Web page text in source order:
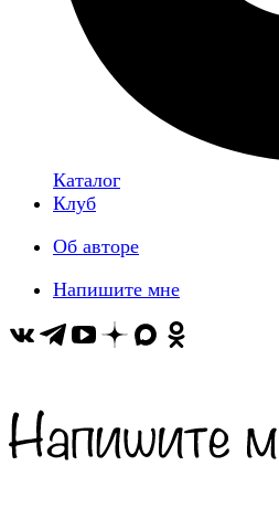
Каталог
Клуб
Об авторе
Напишите мне